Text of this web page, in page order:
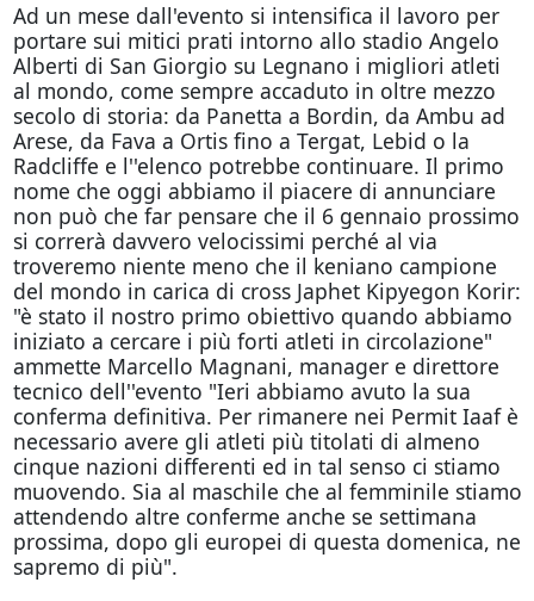
Ad un mese dall'evento si intensifica il lavoro per
portare sui mitici prati intorno allo stadio Angelo
Alberti di San Giorgio su Legnano i migliori atleti
al mondo, come sempre accaduto in oltre mezzo
secolo di storia: da Panetta a Bordin, da Ambu ad
Arese, da Fava a Ortis fino a Tergat, Lebid o la
Radcliffe e l''elenco potrebbe continuare. Il primo
nome che oggi abbiamo il piacere di annunciare
non può che far pensare che il 6 gennaio prossimo
si correrà davvero velocissimi perché al via
troveremo niente meno che il keniano campione
del mondo in carica di cross Japhet Kipyegon Korir:
"è stato il nostro primo obiettivo quando abbiamo
iniziato a cercare i più forti atleti in circolazione"
ammette Marcello Magnani, manager e direttore
tecnico dell''evento "Ieri abbiamo avuto la sua
conferma definitiva. Per rimanere nei Permit Iaaf è
necessario avere gli atleti più titolati di almeno
cinque nazioni differenti ed in tal senso ci stiamo
muovendo. Sia al maschile che al femminile stiamo
attendendo altre conferme anche se settimana
prossima, dopo gli europei di questa domenica, ne
sapremo di più".